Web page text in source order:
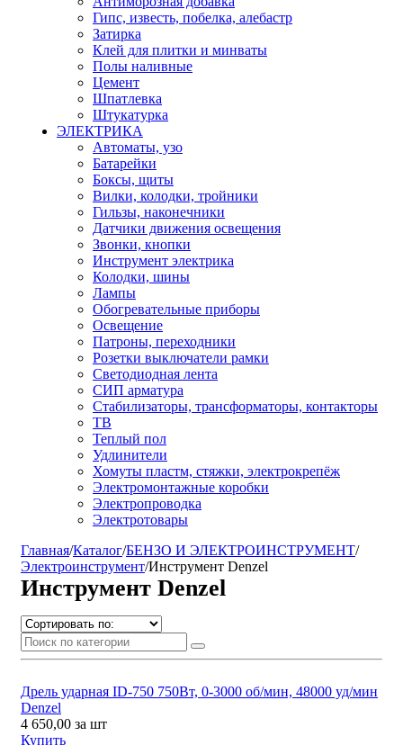
Гипс, известь, побелка, алебастр
Затирка
Клей для плитки и минваты
Полы наливные
Цемент
Шпатлевка
Штукатурка
ЭЛЕКТРИКА
Автоматы, узо
Батарейки
Боксы, щиты
Вилки, колодки, тройники
Гильзы, наконечники
Датчики движения освещения
Звонки, кнопки
Инструмент электрика
Колодки, шины
Лампы
Обогревательные приборы
Освещение
Патроны, переходники
Розетки выключатели рамки
Светодиодная лента
СИП арматура
Стабилизаторы, трансформаторы, контакторы
ТВ
Теплый пол
Удлинители
Хомуты пластм, стяжки, электрокрепёж
Электромонтажные коробки
Электропроводка
Электротовары
Главная/Каталог/БЕНЗО И ЭЛЕКТРОИНСТРУМЕНТ/
Электроинструмент/Инструмент Denzel
Инструмент Denzel
Дрель ударная ID-750 750Вт, 0-3000 об/мин, 48000 уд/мин
Denzel
4 650,00 за шт
Купить